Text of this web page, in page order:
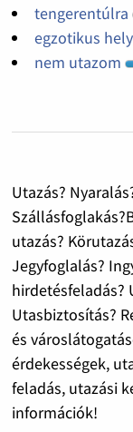
tengerentúlra
egzotikus
nem utazom
Utazás?
utazás?
Jegyfoglalás?
hirdetésfeladás?
Utasbiztosítás?
és
érdekességek,
feladás, utazási
információk!